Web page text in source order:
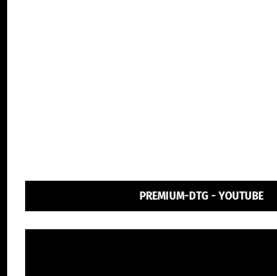
PREMIUM-DTG - YOUTUBE